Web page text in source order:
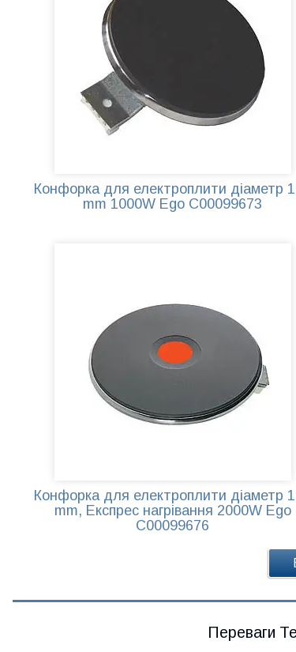
Конфорка для електроплити діаметр
mm 1000W Ego C00099673
Велика конфорка для електроплити з
індикатором нагріву і декількома
режимами роботи. Відрізняється
Конфорка для електроплити діаметр
mm, Експрес нагрівання 2000W Ego
C00099676
Переваги